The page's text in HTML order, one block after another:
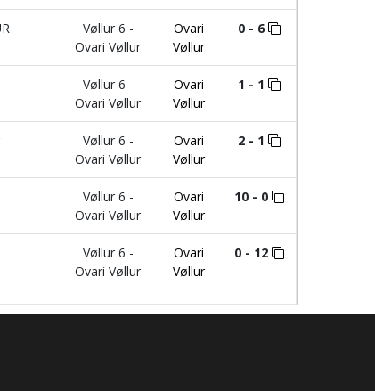
Vøllur 6 -
Ovari Vøllur
Ovari
Vøllur
0 - 6
Vøllur 6 -
Ovari Vøllur
Ovari
Vøllur
1 - 1
Vøllur 6 -
Ovari Vøllur
Ovari
Vøllur
2 - 1
Vøllur 6 -
Ovari Vøllur
Ovari
Vøllur
10 - 0
Vøllur 6 -
Ovari Vøllur
Ovari
Vøllur
0 - 12